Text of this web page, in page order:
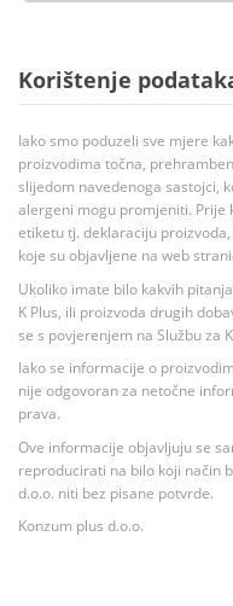
Korištenje
Iako smo poduzeli sve mjere
proizvodima točna,
slijedom navedenoga sastojci,
alergeni mogu promjeniti. Prije
etiketu tj. deklaraciju
koje su objavljene na web
Ukoliko imate bilo kakvih
K Plus, ili proizvoda drugih
se s povjerenjem na Službu za
Iako se informacije o
nije odgovoran za netočne
prava.
Ove informacije objavljuju se
reproducirati na bilo koji način
d.o.o. niti bez pisane potvrde.
Konzum plus d.o.o.